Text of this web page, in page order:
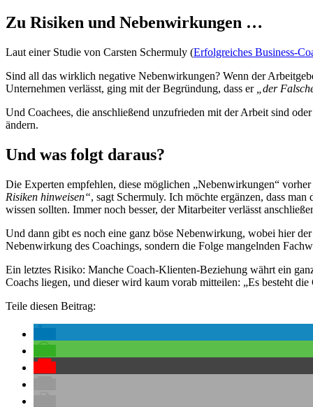
Zu Risiken und Nebenwirkungen …
Laut einer Studie von Carsten Schermuly (Erfolgreiches Business-
Sind all das wirklich negative Nebenwirkungen? Wenn der
Unternehmen verlässt, ging mit der Begründung, dass er
„der
Und Coachees, die anschließend unzufrieden mit der Arbeit sind
ändern.
Und was folgt daraus?
Die Experten empfehlen, diese möglichen „Nebenwirkungen“
Risiken hinweisen“, sagt Schermuly. Ich möchte ergänzen, dass
wissen sollten. Immer noch besser, der Mitarbeiter verlässt
Und dann gibt es noch eine ganz böse Nebenwirkung, wobei hier
Nebenwirkung des Coachings, sondern die Folge mangelnden
Ein letztes Risiko: Manche Coach-Klienten-Beziehung währt ein
Coachs liegen, und dieser wird kaum vorab mitteilen: „Es besteht
Teile diesen Beitrag: